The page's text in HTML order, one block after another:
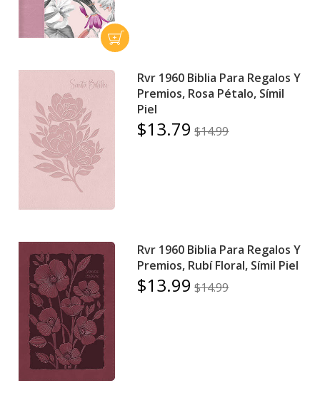
Rvr 1960 Biblia Para Regalos Y
Premios, Rosa Pétalo, Símil
Piel
$13.79 $14.99
Rvr 1960 Biblia Para Regalos Y
Premios, Rubí Floral, Símil Piel
$13.99 $14.99